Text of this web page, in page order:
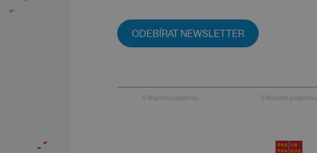
ODEBÍRAT NEWSLETTER
S finanční podporou S finanční podporou